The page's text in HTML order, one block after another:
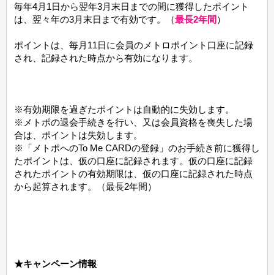
毎年4月1日から翌年3月末日までの間に獲得したポイント
は、翌々年の3月末日まで有効です。（最長2年間 ）
ポイントは、毎月11日に会員のメトロポイント口座に記録
され、記録された時点から有効になります。
※有効期限を過ぎたポイントは自動的に失効します。
※メトポの退会手続きを行い、又は会員資格を喪失した場
合は、ポイントは失効します。
※「メトポへのTo Me CARDの登録」のお手続き前に獲得し
たポイントは、仮の口座に記録されます。仮の口座に記録
されたポイントの有効期限は、仮の口座に記録された時点
から起算されます。（最長2年間）
★キャンペーン情報